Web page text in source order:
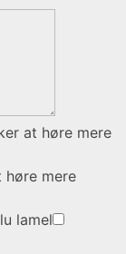
at høre mere
høre mere
lamel